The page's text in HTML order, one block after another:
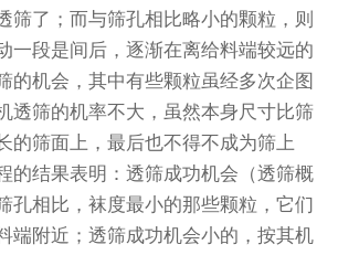
筛了；而与筛孔相比略小的颗粒，则
一段是间后，逐渐在离给料端较远的
的机会，其中有些颗粒虽经多次企图
透筛的机率不大，虽然本身尺寸比筛
的筛面上，最后也不得不成为筛上
的结果表明：透筛成功机会（透筛概
孔相比，袜度最小的那些颗粒，它们
端附近；透筛成功机会小的，按其机